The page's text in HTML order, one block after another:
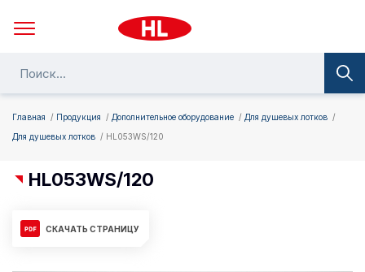
Главная Продукция Дополнительное оборудование
Для душевых лотков
Для душевых лотков
HL053WS/120
HL053WS/120
СКАЧАТЬ СТРАНИЦУ